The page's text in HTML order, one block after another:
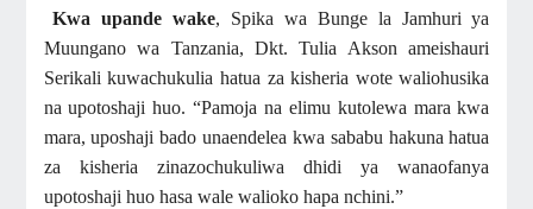
Kwa upande wake, Spika wa Bunge la Jamhuri ya
Muungano wa Tanzania, Dkt. Tulia Akson ameishauri
Serikali kuwachukulia hatua za kisheria wote waliohusika
na upotoshaji huo. “Pamoja na elimu kutolewa mara kwa
mara, uposhaji bado unaendelea kwa sababu hakuna hatua
za kisheria zinazochukuliwa dhidi ya wanaofanya
upotoshaji huo hasa wale walioko hapa nchini.”